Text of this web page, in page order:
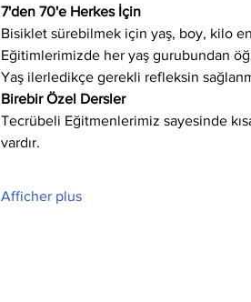
7'den 70'e Herkes İçin
Bisiklet sürebilmek için yaş, boy, kilo
Eğitimlerimizde her yaş gurubundan
Yaş ilerledikçe gerekli refleksin
Birebir Özel Dersler
Tecrübeli Eğitmenlerimiz sayesinde
vardır.
Afficher plus